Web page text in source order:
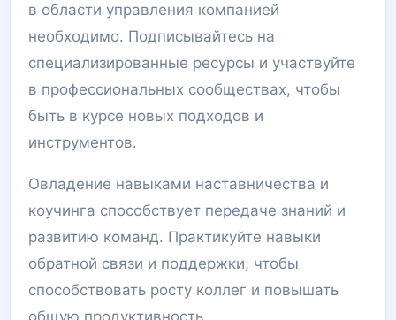
в области управления компанией
необходимо. Подписывайтесь на
специализированные ресурсы и участвуйте
в профессиональных сообществах, чтобы
быть в курсе новых подходов и
инструментов.
Овладение навыками наставничества и
коучинга способствует передаче знаний и
развитию команд. Практикуйте навыки
обратной связи и поддержки, чтобы
способствовать росту коллег и повышать
общую продуктивность.